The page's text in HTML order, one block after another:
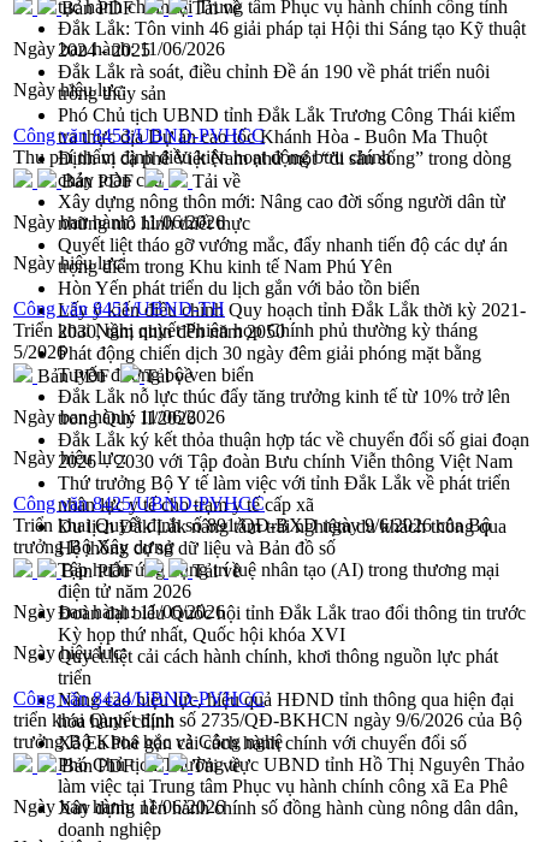
tục hành chính tại Trung tâm Phục vụ hành chính công tỉnh
Đắk Lắk: Tôn vinh 46 giải pháp tại Hội thi Sáng tạo Kỹ thuật
2024 - 2025
Đắk Lắk rà soát, điều chỉnh Đề án 190 về phát triển nuôi
trồng thủy sản
Phó Chủ tịch UBND tỉnh Đắk Lắk Trương Công Thái kiểm
tra thực địa Dự án cao tốc Khánh Hòa - Buôn Ma Thuột
Định vị cà phê Việt Nam như một “di sản sống” trong dòng
chảy toàn cầu
Xây dựng nông thôn mới: Nâng cao đời sống người dân từ
những mô hình thiết thực
Quyết liệt tháo gỡ vướng mắc, đẩy nhanh tiến độ các dự án
trọng điểm trong Khu kinh tế Nam Phú Yên
Hòn Yến phát triển du lịch gắn với bảo tồn biển
Lấy ý kiến điều chỉnh Quy hoạch tỉnh Đắk Lắk thời kỳ 2021-
2030, tầm nhìn đến năm 2050
Phát động chiến dịch 30 ngày đêm giải phóng mặt bằng
Tuyến đường bộ ven biển
Đắk Lắk nỗ lực thúc đẩy tăng trưởng kinh tế từ 10% trở lên
trong Quý II/2026
Đắk Lắk ký kết thỏa thuận hợp tác về chuyển đổi số giai đoạn
2026 – 2030 với Tập đoàn Bưu chính Viễn thông Việt Nam
Thứ trưởng Bộ Y tế làm việc với tỉnh Đắk Lắk về phát triển
nhân lực y tế cho trạm y tế cấp xã
Du lịch Đắk Lắk nâng tầm trải nghiệm du khách thông qua
Hệ thống cơ sở dữ liệu và Bản đồ số
Tập huấn ứng dụng trí tuệ nhân tạo (AI) trong thương mại
điện tử năm 2026
Đoàn đại biểu Quốc hội tỉnh Đắk Lắk trao đổi thông tin trước
Kỳ họp thứ nhất, Quốc hội khóa XVI
Quyết liệt cải cách hành chính, khơi thông nguồn lực phát
triển
Nâng cao hiệu lực, hiệu quả HĐND tỉnh thông qua hiện đại
hóa hành chính
Xã Ea Phê gắn cải cách hành chính với chuyển đổi số
Phó Chủ tịch Thường trực UBND tỉnh Hồ Thị Nguyên Thảo
làm việc tại Trung tâm Phục vụ hành chính công xã Ea Phê
Xây dựng nền hành chính số đồng hành cùng nông dân dân,
doanh nghiệp
Bản PDF
Tải về
Ngày ban hành:11/06/2026
Ngày hiệu lực:
Công văn 8453/UBND-PVHCC
Thu phí thẩm định điều kiện hoạt động bưu chính
Bản PDF
Tải về
Ngày ban hành:11/06/2026
Ngày hiệu lực:
Công văn 8451/UBND-TH
Triển khai Nghị quyết Phiên họp Chính phủ thường kỳ tháng
5/2026
Bản PDF
Tải về
Ngày ban hành:11/06/2026
Ngày hiệu lực:
Công văn 8425/UBND-PVHCC
Triển khai Quyết định số 891/QĐ-BXD ngày 9/6/2026 của Bộ
trưởng Bộ Xây dựng
Bản PDF
Tải về
Ngày ban hành:11/06/2026
Ngày hiệu lực:
Công văn 8424/UBND-PVHCC
triển khai Quyết định số 2735/QĐ-BKHCN ngày 9/6/2026 của Bộ
trưởng Bộ Khoa học và Công nghệ
Bản PDF
Tải về
Ngày ban hành: 11/06/2026